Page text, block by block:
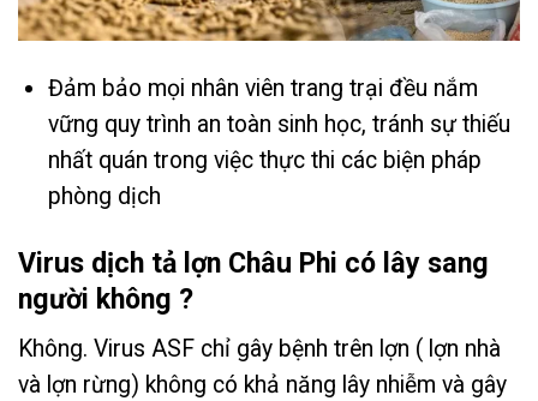
Đảm bảo mọi nhân viên trang trại đều nắm
vững quy trình an toàn sinh học, tránh sự thiếu
nhất quán trong việc thực thi các biện pháp
phòng dịch
Virus dịch tả lợn Châu Phi có lây sang
người không ?
Không. Virus ASF chỉ gây bệnh trên lợn ( lợn nhà
và lợn rừng) không có khả năng lây nhiễm và gây